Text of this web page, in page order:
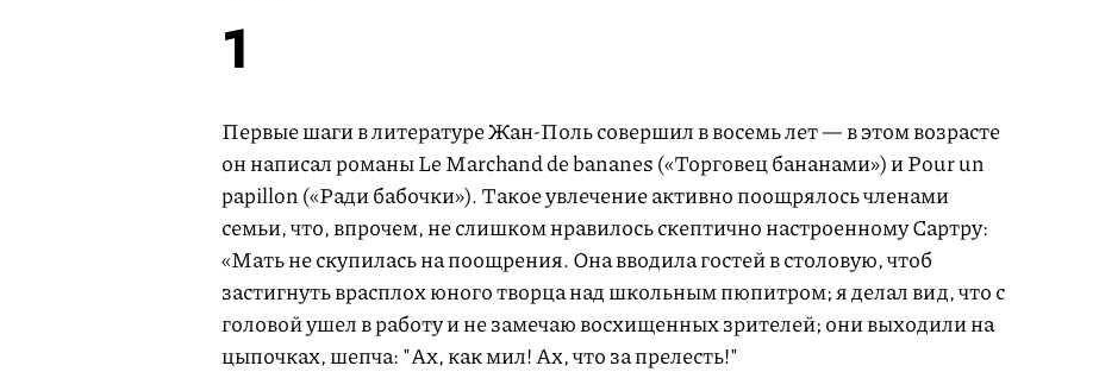
1
Первые шаги в литературе Жан-Поль совершил в восемь лет — в этом возрасте
он написал романы Le Marchand de bananes («Торговец бананами») и Pour un
papillon («Ради бабочки»). Такое увлечение активно поощрялось членами
семьи, что, впрочем, не слишком нравилось скептично настроенному Сартру:
«Мать не скупилась на поощрения. Она вводила гостей в столовую, чтоб
застигнуть врасплох юного творца над школьным пюпитром; я делал вид, что с
головой ушел в работу и не замечаю восхищенных зрителей; они выходили на
цыпочках, шепча: "Ах, как мил! Ах, что за прелесть!"